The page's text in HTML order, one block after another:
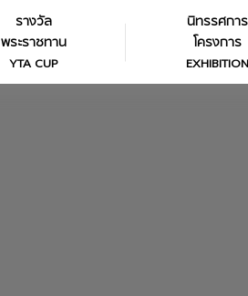
รางวัล
พระราชทาน
YTA CUP
นิทรรศการ
โครงการ
EXHIBITION